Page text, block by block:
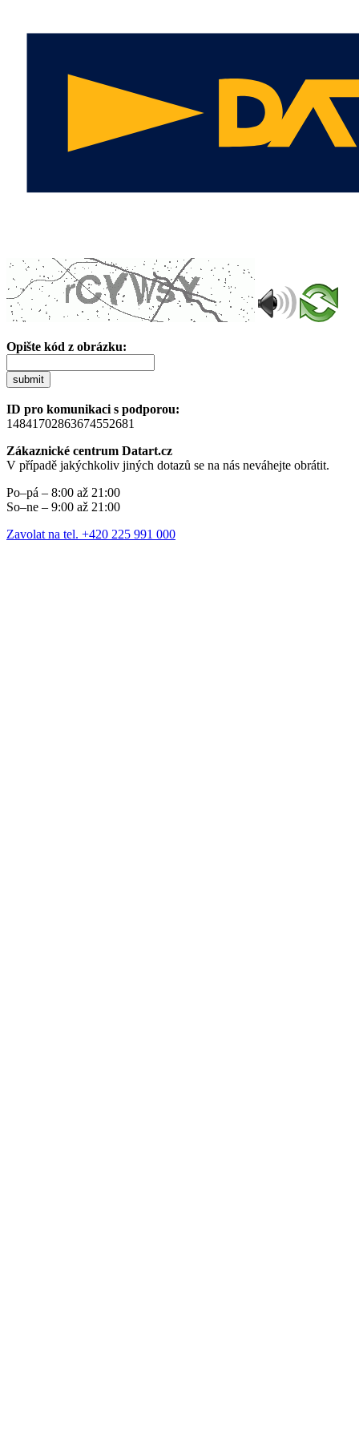
Opište kód z obrázku:
submit
ID pro komunikaci s podporou:
14841702863674552681
Zákaznické centrum Datart.cz
V případě jakýchkoliv jiných dotazů se na nás neváhejte obrátit.
Po–pá – 8:00 až 21:00
So–ne – 9:00 až 21:00
Zavolat na tel. +420 225 991 000